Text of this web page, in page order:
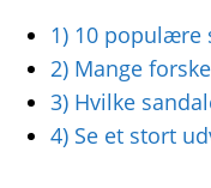
1) 10 populære
2) Mange
3) Hvilke
4) Se et stort